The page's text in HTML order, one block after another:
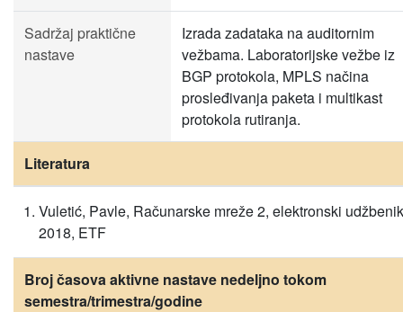
Sadržaj praktične
nastave
Izrada zadataka na auditornim
vežbama. Laboratorijske vežbe iz
BGP protokola, MPLS načina
prosleđivanja paketa i multikast
protokola rutiranja.
Literatura
Vuletić, Pavle, Računarske mreže 2, elektronski
2018, ETF
Broj časova aktivne nastave nedeljno tokom
semestra/trimestra/godine